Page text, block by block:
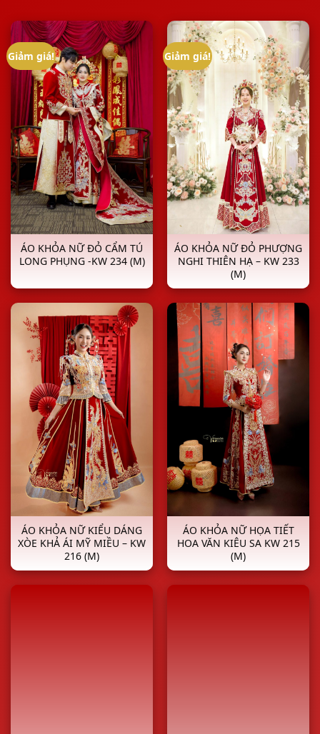
Giảm giá!
ÁO KHỎA NỮ ĐỎ CẨM TÚ
LONG PHỤNG -KW 234 (M)
Giảm giá!
ÁO KHỎA NỮ ĐỎ PHƯỢNG
NGHI THIÊN HẠ – KW 233
(M)
ÁO KHỎA NỮ KIỂU DÁNG
XÒE KHẢ ÁI MỸ MIỀU – KW
216 (M)
ÁO KHỎA NỮ HỌA TIẾT
HOA VĂN KIÊU SA KW 215
(M)